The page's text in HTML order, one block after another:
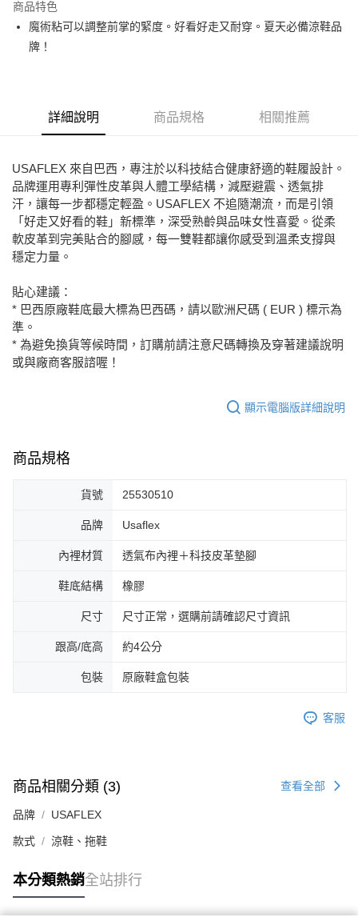
悠遊付
ATM付款
免運費
商品特色
魔術粘可以調整前掌的緊度。好看好走又耐穿。夏天必備涼鞋品
牌！
詳細說明 商品規格 相關推薦
USAFLEX 來自巴西，專注於以科技結合健康舒適的鞋履設計。
品牌運用專利彈性皮革與人體工學結構，減壓避震、透氣排
汗，讓每一步都穩定輕盈。USAFLEX 不追隨潮流，而是引領
「好走又好看的鞋」新標準，深受熟齡與品味女性喜愛。從柔
軟皮革到完美貼合的腳感，每一雙鞋都讓你感受到溫柔支撐與
穩定力量。
貼心建議：
* 巴西原廠鞋底最大標為巴西碼，請以歐洲尺碼 ( EUR ) 標示為
準。
* 為避免換貨等候時間，訂購前請注意尺碼轉換及穿著建議說明
或與廠商客服諮喔！
顯示電腦版詳細說明
商品規格
貨號 25530510
品牌 Usaflex
內裡材質 透氣布內裡＋科技皮革墊腳
鞋底結構 橡膠
尺寸 尺寸正常，選購前請確認尺寸資訊
跟高/底高 約4公分
包裝 原廠鞋盒包裝
客服
商品相關分類 (3) 查看全部
品牌 USAFLEX
款式 涼鞋、拖鞋
本分類熱銷全站排行